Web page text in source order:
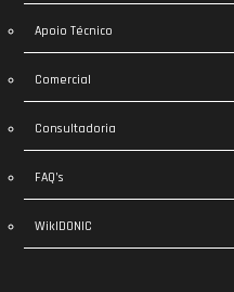
Apoio Técnico
Comercial
Consultadoria
FAQ’s
WikIDONIC